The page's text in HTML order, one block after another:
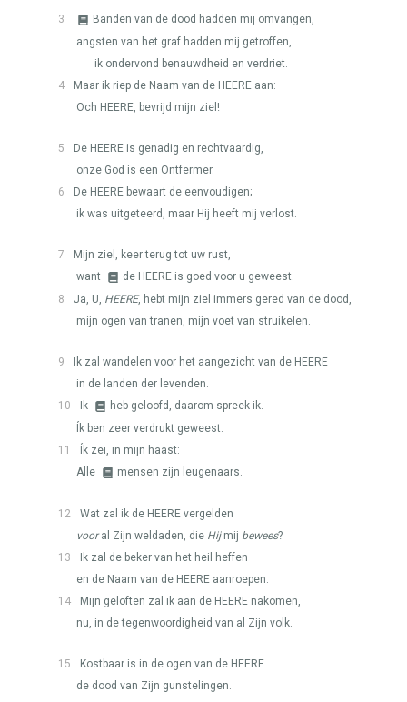
3
Banden van de dood hadden mij omvangen,
angsten van het graf hadden mij getroffen,
ik ondervond benauwdheid en verdriet.
4
Maar ik riep de Naam van de HEERE aan:
Och HEERE, bevrijd mijn ziel!
5 De HEERE is genadig en rechtvaardig,
onze God is een Ontfermer.
6
De HEERE bewaart de eenvoudigen;
ik was uitgeteerd, maar Hij heeft mij verlost.
7
Mijn ziel, keer terug tot uw rust,
want
de HEERE is goed voor u geweest.
8
Ja, U, HEERE, hebt mijn ziel immers gered van de dood,
mijn ogen van tranen, mijn voet van struikelen.
9 Ik zal wandelen voor het aangezicht van de HEERE
in de landen der levenden.
10
Ik
heb geloofd, daarom spreek ik.
Ík ben zeer verdrukt geweest.
11
Ík zei, in mijn haast:
Alle
mensen zijn leugenaars.
12 Wat zal ik de HEERE vergelden
vooral Zijn weldaden, die Hijmij bewees?
13
Ik zal de beker van het heil heffen
en de Naam van de HEERE aanroepen.
14
Mijn geloften zal ik aan de HEERE nakomen,
nu, in de tegenwoordigheid van al Zijn volk.
15 Kostbaar is in de ogen van de HEERE
de dood van Zijn gunstelingen.